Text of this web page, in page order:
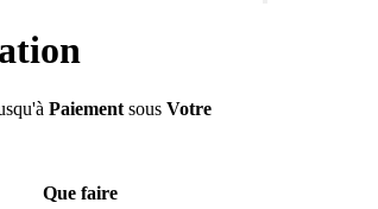
Paiement sous Votre
Que faire